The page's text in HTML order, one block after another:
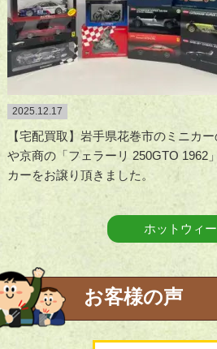
2025.12.17
【宅配買取】岩手県花巻市のミニカ
や京商の「フェラーリ 250GTO 1962
カーをお譲り頂きました。
ホットウィ
お客様の声